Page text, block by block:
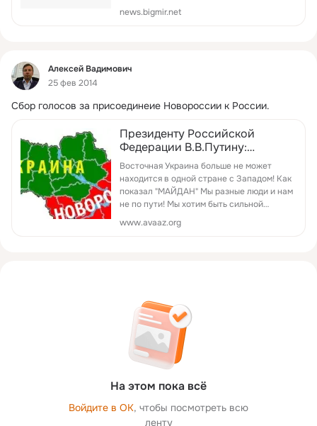
news.bigmir.net
Фид
Алексей Вадимович
25 фев 2014
Сбор голосов за присоединеие Новороссии к России.
Президенту Российской
Федерации В.В.Путину:
Присоединить ЮГО-Восток
Украины в состав Российской
Федерации
Восточная Украина больше не может
находится в одной стране с Западом! Как
показал "МАЙДАН" Мы разные люди и нам
не по пути! Мы хотим быть сильной
ЧАСТЬЮ РОССИИ!
www.avaaz.org
На этом пока всё
Войдите в ОК, чтобы посмотреть всю
ленту